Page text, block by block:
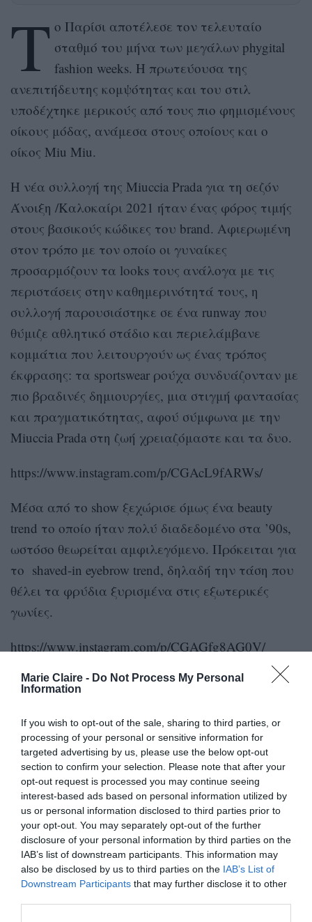
Marie Claire - Do Not Process My Personal
Information
If you wish to opt-out of the sale, sharing to third parties, or
processing of your personal or sensitive information for
targeted advertising by us, please use the below opt-out
section to confirm your selection. Please note that after your
opt-out request is processed you may continue seeing
interest-based ads based on personal information utilized by
us or personal information disclosed to third parties prior to
your opt-out. You may separately opt-out of the further
disclosure of your personal information by third parties on the
IAB’s list of downstream participants. This information may
also be disclosed by us to third parties on the IAB’s List of
Downstream Participants that may further disclose it to other
Τ ο Παρίσι αποτέλεσε τον τελευταίο
σταθμό του μήνα των μεγάλων phygital
fashion weeks. Η πρωτεύουσα της
ανεπιτήδευτης κομψότητας και του στιλ
υποδέχτηκε μερικούς από τους πιο φημισμένους
οίκους μόδας, ανάμεσα στους οποίους και ο
οίκος Miu Miu.
Η νέα συλλογή της Miuccia Prada για τη σεζόν
Άνοιξη /Καλοκαίρι 2021 ήταν ένας φόρος τιμής
στους βασικούς κώδικες του brand. Αφιερωμένη
στον τρόπο με τον οποίο οι γυναίκες
προσαρμόζουν τα looks τους ανάλογα με τις
περιστάσεις στην καθημερινότητά τους, η
συλλογή παρουσιάστηκε σε ένα runway που
θύμιζε αθλητικό στάδιο και περιελάμβανε
κομμάτια που λειτουργούν ως ένας τρόπος
έκφρασης: τα sportswear ρούχα συνδυάζονταν με
πιο βραδινές δημιουργίες, μια στιγμή φαντασίας
και πραγματικότητας, αφού σύμφωνα με την
Miuccia Prada στη ζωή χρειαζόμαστε και τα δυο.
https://www.instagram.com/p/CGAcL9fARWs/
Μέσα από το show ξεχώρισε όμως ένα beauty
trend το οποίο ήταν πολύ διαδεδομένο στα ’90s,
ωστόσο θεωρείται αμφιλεγόμενο. Πρόκειται για
το shaved-in eyebrow trend, δηλαδή την τάση που
θέλει τα φρύδια ξυρισμένα στις εξωτερικές
γωνίες.
https://www.instagram.com/p/CGAGfg8AG0V/
Κατά την εποχή των ’90s, stars όπως ο David
αυτό το trend, ενώ πολύ πρόσφατα είδαμε να
κάνει το ίδιο και ο σύντροφος της Gigi Hadid,
Zayn Malik.
Στην πιο σικ εκδοχή τους, τα ξυρισμέναφρύδια
που είδαμε στο show του οίκου Miu Miu
συνδυάστηκαν με λαμπερή, αψεγάδιαστη
επιδερμίδα, χάρη στο δημιουργικό ταλέντο της
Pat McGrath.